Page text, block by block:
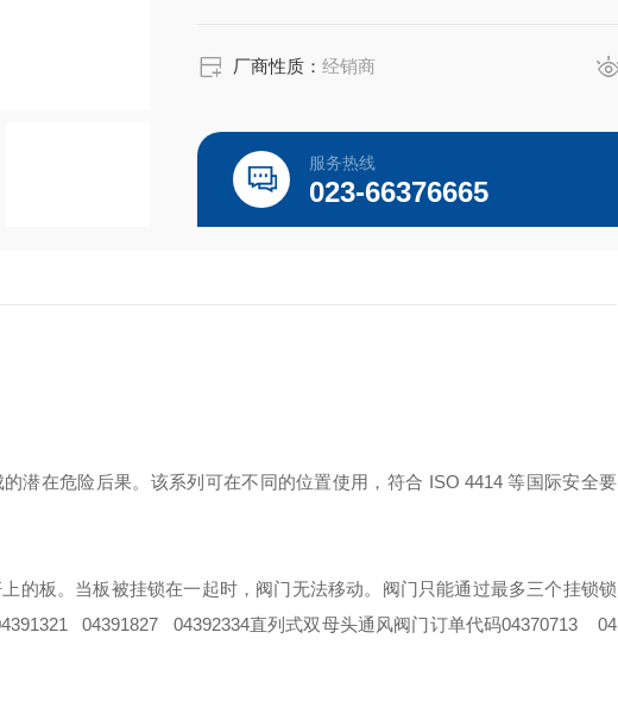
厂商性质：经销商
服务热线
023-66376665
潜在危险后果。该系列可在不同的位置使用，符合 ISO 4414 等国际安全要
的板。当板被挂锁在一起时，阀门无法移动。阀门只能通过最多三个挂锁锁
04391827 04392334直列式双母头通风阀门订单代码04370713 04